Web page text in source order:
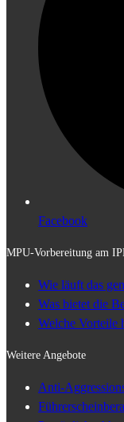
Facebook
MPU-Vorbereitung am
Wie läuft das
Was bietet die
Welche Vorteile
Weitere Angebote
Anti-